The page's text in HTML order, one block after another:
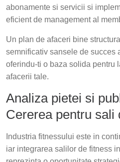
abonamente si servicii si
eficient de management al
Un plan de afaceri bine
semnificativ sansele de succes
oferindu-ti o baza solida pentru
afacerii tale.
Analiza pietei si
Cererea pentru sali
Industria fitnessului este in
iar integrarea salilor de fitness